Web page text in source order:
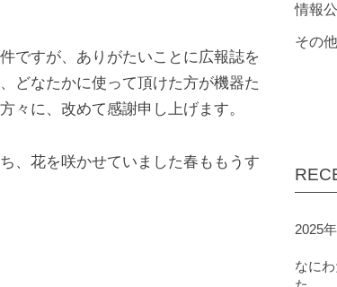
ですが、ありがたいことに広報誌を
どなたかに使って頂けた方が機器た
々に、改めて感謝申し上げます。
、花を咲かせていました春ももうす
情報
その他
2025
なに